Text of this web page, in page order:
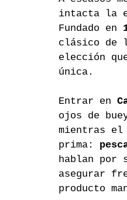
intacta la
Fundado en
clásico de
elección
única.
Entrar en
ojos de
mientras el
prima:
hablan por
asegurar
producto